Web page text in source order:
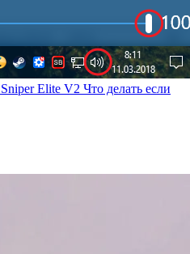
Elite V2 Что делать если